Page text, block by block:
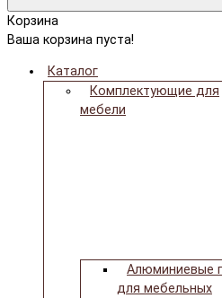
Корзина
Ваша корзина пуста!
Каталог
Комплектующие для
мебели
Алюминиевые
для мебельных